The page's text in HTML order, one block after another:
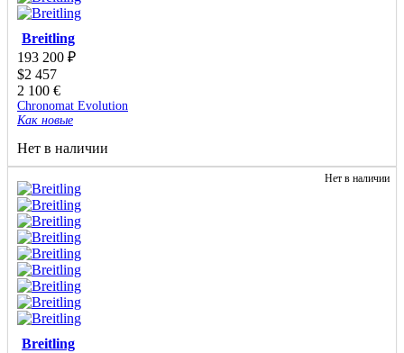
Breitling
193 200 ₽
$2 457
2 100 €
Chronomat Evolution
Как новые
Нет в наличии
Нет в наличии
Breitling